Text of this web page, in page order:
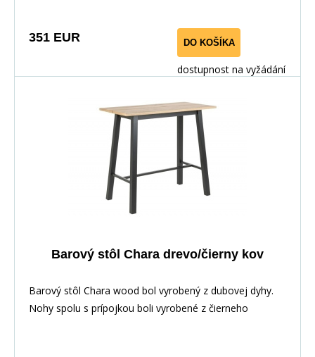
351 EUR DO KOŠÍKA
dostupnost na vyžádání
Barový stôl Chara drevo/čierny kov
Barový stôl Chara wood bol vyrobený z dubovej dyhy.
Nohy spolu s prípojkou boli vyrobené z čierneho